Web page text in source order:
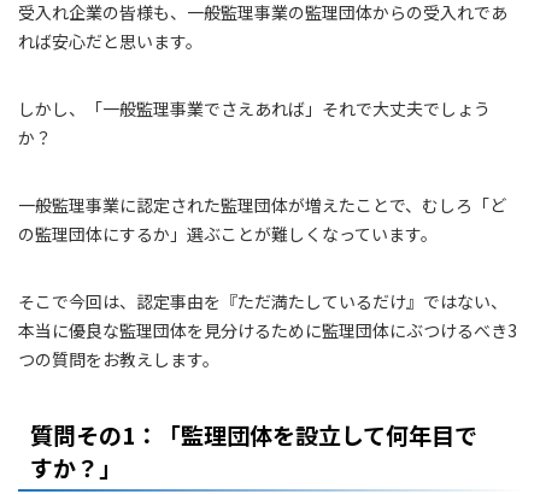
受入れ企業の皆様も、一般監理事業の監理団体からの受入れであ
れば安心だと思います。
しかし、「一般監理事業でさえあれば」それで大丈夫でしょう
か？
一般監理事業に認定された監理団体が増えたことで、むしろ「ど
の監理団体にするか」選ぶことが難しくなっています。
そこで今回は、認定事由を『ただ満たしているだけ』ではない、
本当に優良な監理団体を見分けるために監理団体にぶつけるべき3
つの質問をお教えします。
質問その1：「監理団体を設立して何年目で
すか？」